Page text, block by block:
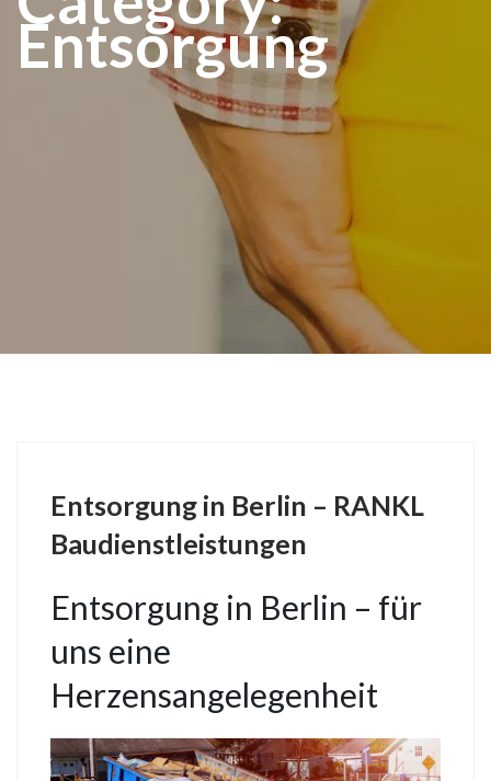
Entsorgung
Entsorgung in Berlin – RANKL
Baudienstleistungen
Entsorgung in Berlin – für
uns eine
Herzensangelegenheit